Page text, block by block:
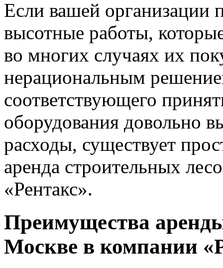
Если вашей организации
высотные работы,
во многих случаях их
нерациональным
соответствующего
оборудования довольно
расходы, существует
аренда строительных
«Рентакс».
Преимущества
Москве в компании